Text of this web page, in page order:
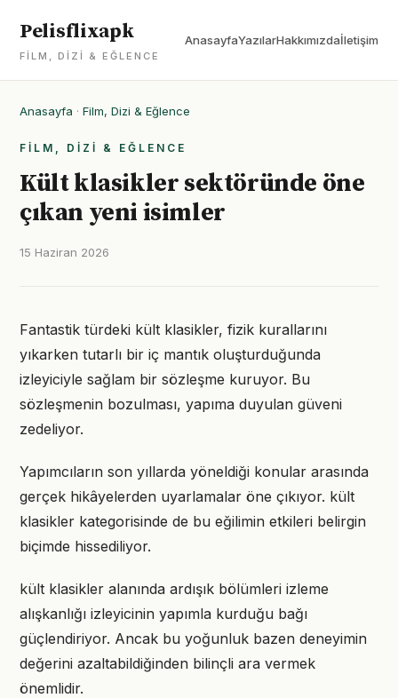
Pelisflixapk
FILM, DIZI & EĞLENCE
AnasayfaYazılarHakkımızdaİletişim
Anasayfa · Film, Dizi & Eğlence
FILM, DIZI & EĞLENCE
Kült klasikler sektöründe öne
çıkan yeni isimler
15 Haziran 2026
Fantastik türdeki kült klasikler, fizik kurallarını
yıkarken tutarlı bir iç mantık oluşturduğunda
izleyiciyle sağlam bir sözleşme kuruyor. Bu
sözleşmenin bozulması, yapıma duyulan güveni
zedeliyor.
Yapımcıların son yıllarda yöneldiği konular arasında
gerçek hikâyelerden uyarlamalar öne çıkıyor. kült
klasikler kategorisinde de bu eğilimin etkileri belirgin
biçimde hissediliyor.
kült klasikler alanında ardışık bölümleri izleme
alışkanlığı izleyicinin yapımla kurduğu bağı
güçlendiriyor. Ancak bu yoğunluk bazen deneyimin
değerini azaltabildiğinden bilinçli ara vermek
önemlidir.